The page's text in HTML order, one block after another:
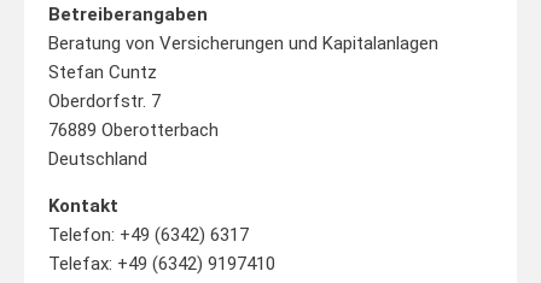
Betreiberangaben
Beratung von Versicherungen und Kapitalanlagen
Stefan Cuntz
Oberdorfstr. 7
76889 Oberotterbach
Deutschland
Kontakt
Telefon: +49 (6342) 6317
Telefax: +49 (6342) 9197410